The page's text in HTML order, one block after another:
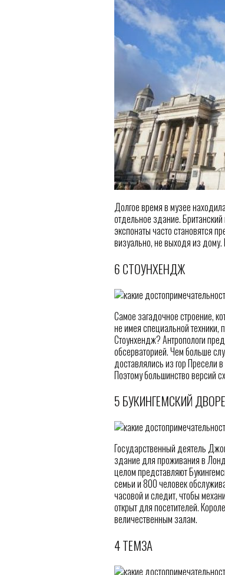
Долгое время в музее
отдельное здание.
экспонаты часто становятся
визуально, не выходя из дому.
6 СТОУНХЕНДЖ
Самое загадочное строение,
не имея специальной
Стоунхендж? Антропологи
обсерваторией. Чем больше
доставлялись из гор Пресели
Поэтому большинство версий
5 БУКИНГЕМСКИЙ
Государственный деятель
здание для проживания в
целом представляют
семьи и 800 человек
часовой и следит, чтобы
открыт для посетителей.
величественным залам.
4 ТЕМЗА